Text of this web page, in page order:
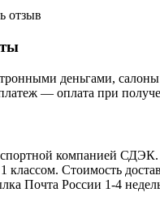
отзыв
деньгами,
— оплата при
компанией СДЭК.
классом. Cтоимость
Почта России 1-4